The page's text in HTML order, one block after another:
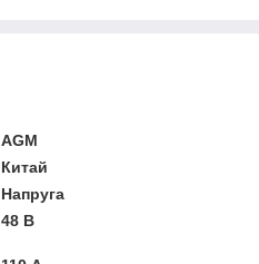
AGM
Китай
Напруга
48 В